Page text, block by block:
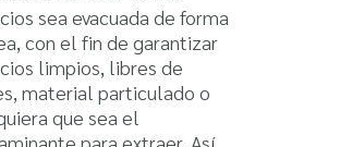
sea evacuada de forma
con el fin de garantizar
limpios, libres de
material particulado o
que sea el